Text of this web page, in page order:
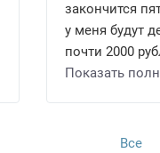
закончится
у меня будут
почти 2000
Показать
Все